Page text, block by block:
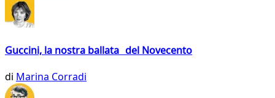
Guccini, la nostra ballata del Novecento
di Marina Corradi